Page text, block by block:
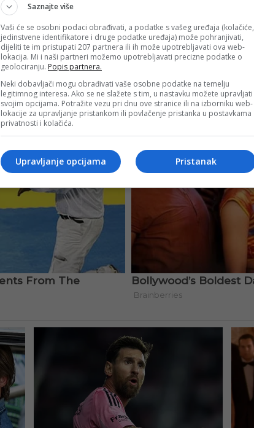
Saznajte više
Vaši će se osobni podaci obrađivati, a podatke s vašeg uređaja (kolačiće,
jedinstvene identifikatore i druge podatke uređaja) može pohranjivati,
dijeliti te im pristupati 207 partnera ili ih može upotrebljavati ova web-
lokacija. Mi i naši partneri možemo upotrebljavati precizne podatke o
geolociranju. Popis partnera.
Neki dobavljači mogu obrađivati vaše osobne podatke na temelju
legitimnog interesa. Ako se ne slažete s tim, u nastavku možete upravljati
svojim opcijama. Potražite vezu pri dnu ove stranice ili na izborniku web-
lokacije za upravljanje pristankom ili povlačenje pristanka u postavkama
privatnosti i kolačića.
Pristanak
Upravljanje opcijama